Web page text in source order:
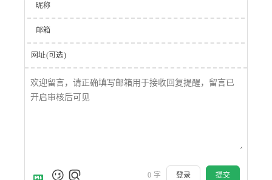
昵称
邮箱
网址(可选)
0 字 登录 提交